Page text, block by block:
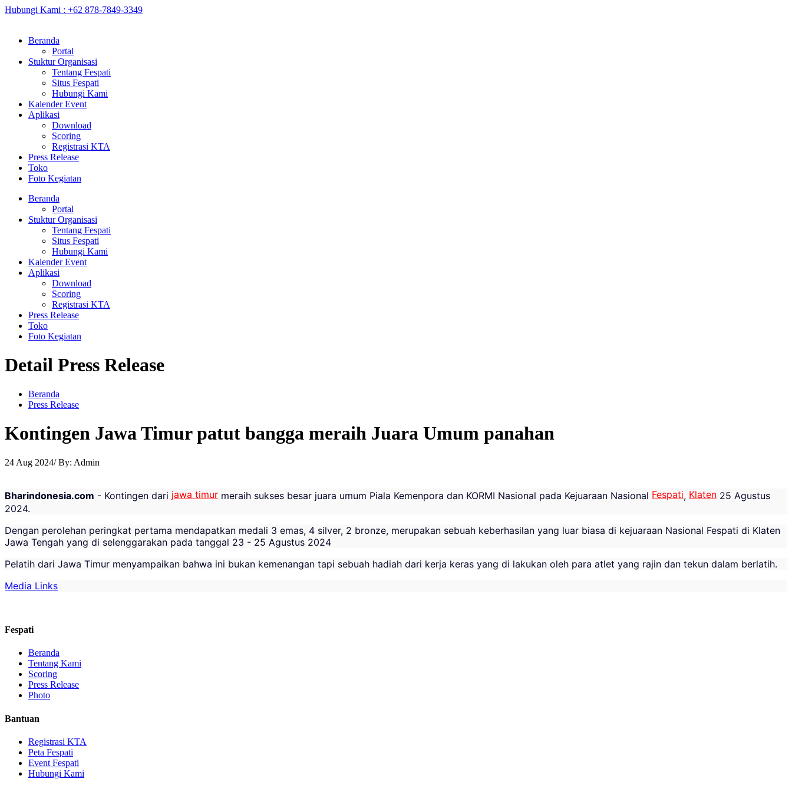
Hubungi Kami : +62 878-7849-3349
Beranda
Portal
Stuktur Organisasi
Tentang Fespati
Situs Fespati
Hubungi Kami
Kalender Event
Aplikasi
Download
Scoring
Registrasi KTA
Press Release
Toko
Foto Kegiatan
Beranda
Portal
Stuktur Organisasi
Tentang Fespati
Situs Fespati
Hubungi Kami
Kalender Event
Aplikasi
Download
Scoring
Registrasi KTA
Press Release
Toko
Foto Kegiatan
Detail Press Release
Beranda
Press Release
Kontingen Jawa Timur patut bangga meraih Juara Umum panahan
24 Aug 2024/ By: Admin
Bharindonesia.com - Kontingen dari jawa timur meraih sukses besar juara umum Piala Kemenpora dan KORMI Nasional pada Kejuaraan Nasional Fespati, Klaten 25 Agustus
2024.
Dengan perolehan peringkat pertama mendapatkan medali 3 emas, 4 silver, 2 bronze, merupakan sebuah keberhasilan yang luar biasa di kejuaraan Nasional Fespati di Klaten
Jawa Tengah yang di selenggarakan pada tanggal 23 - 25 Agustus 2024
Pelatih dari Jawa Timur menyampaikan bahwa ini bukan kemenangan tapi sebuah hadiah dari kerja keras yang di lakukan oleh para atlet yang rajin dan tekun dalam berlatih.
Media Links
Fespati
Beranda
Tentang Kami
Scoring
Press Release
Photo
Bantuan
Registrasi KTA
Peta Fespati
Event Fespati
Hubungi Kami